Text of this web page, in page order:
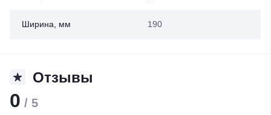
Ширина, мм 190
Отзывы
0 / 5